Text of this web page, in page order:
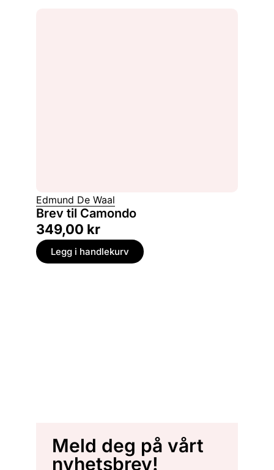
Edmund De Waal
Brev til Camondo
349,00 kr
Legg i handlekurv
Meld deg på vårt
nyhetsbrev!